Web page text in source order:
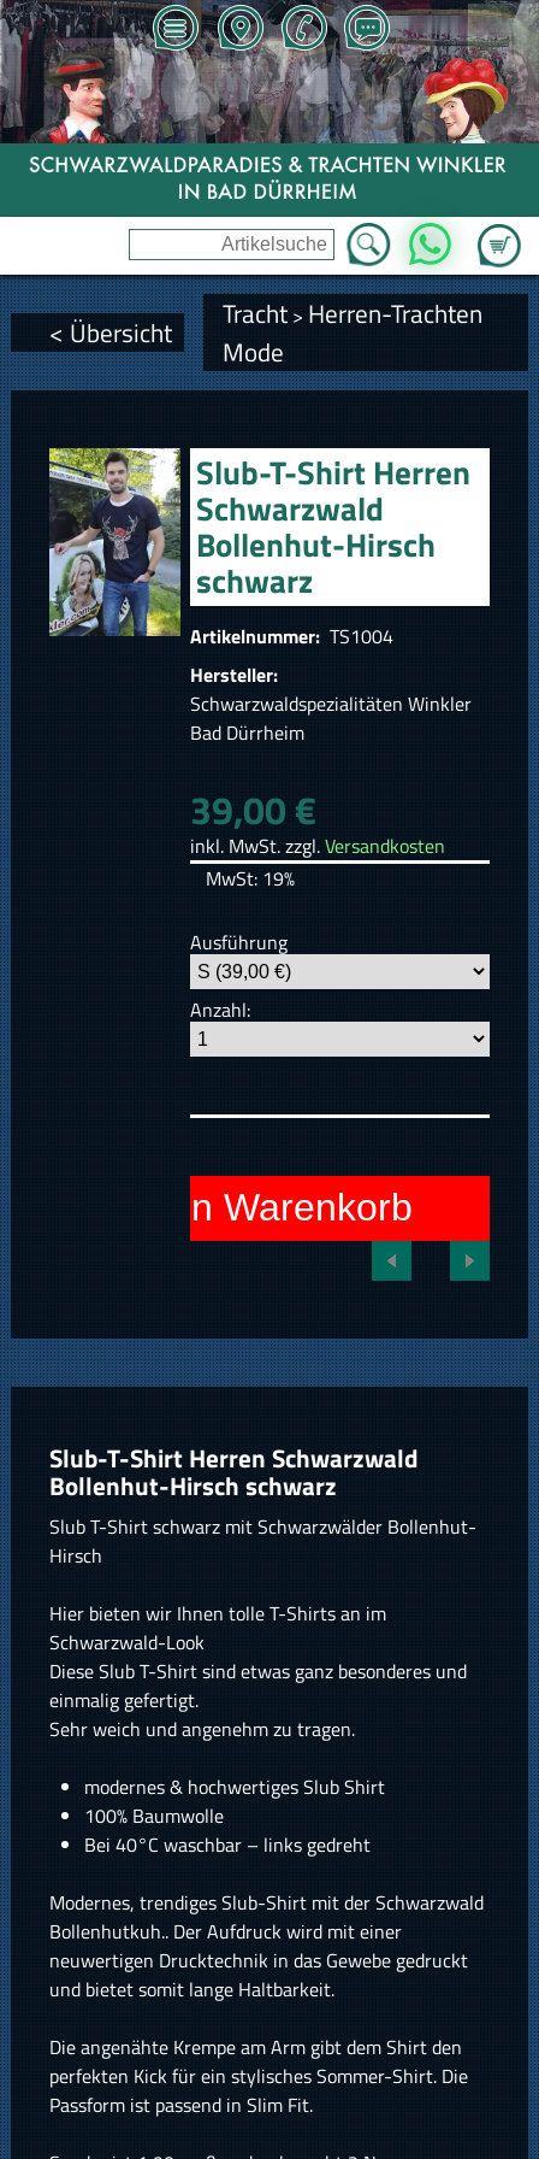
Zum
WhatsApp
< Übersicht Tracht> Herren-Trachten
Mode
Slub-T-Shirt Herren
Schwarzwald
Bollenhut-Hirsch
schwarz
Artikelnummer: TS1004
Hersteller:
Schwarzwaldspezialitäten Winkler
Bad Dürrheim
39,00 €
inkl. MwSt. zzgl.Versandkosten
MwSt: 19%
Ausführung
Anzahl:
In den Warenkorb
Slub-T-Shirt Herren Schwarzwald
Bollenhut-Hirsch schwarz
Slub T-Shirt schwarz mit Schwarzwälder Bollenhut-
Hirsch
Hier bieten wir Ihnen tolle T-Shirts an im
Schwarzwald-Look
Diese Slub T-Shirt sind etwas ganz besonderes und
einmalig gefertigt.
Sehr weich und angenehm zu tragen.
modernes & hochwertiges Slub Shirt
100% Baumwolle
Bei 40°C waschbar – links gedreht
Modernes, trendiges Slub-Shirt mit der Schwarzwald
Bollenhutkuh.. Der Aufdruck wird mit einer
neuwertigen Drucktechnik in das Gewebe gedruckt
und bietet somit lange Haltbarkeit.
Die angenähte Krempe am Arm gibt dem Shirt den
perfekten Kick für ein stylisches Sommer-Shirt. Die
Passform ist passend in Slim Fit.